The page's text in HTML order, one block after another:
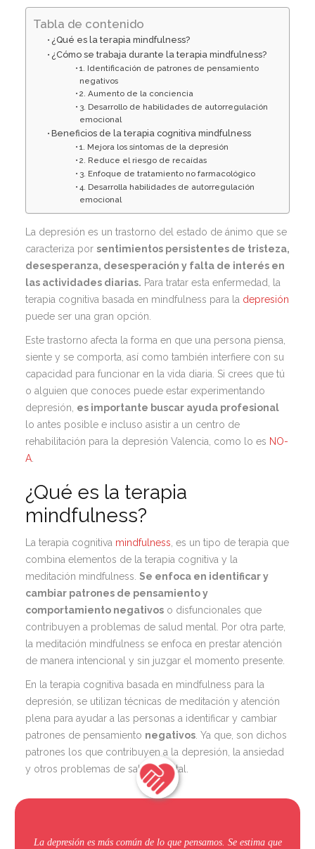
Tabla de contenido
¿Qué es la terapia mindfulness?
¿Cómo se trabaja durante la terapia mindfulness?
1. Identificación de patrones de pensamiento
negativos
2. Aumento de la conciencia
3. Desarrollo de habilidades de autorregulación
emocional
Beneficios de la terapia cognitiva mindfulness
1. Mejora los síntomas de la depresión
2. Reduce el riesgo de recaídas
3. Enfoque de tratamiento no farmacológico
4. Desarrolla habilidades de autorregulación
emocional
La depresión es un trastorno del estado de ánimo que se
caracteriza por sentimientos persistentes de tristeza,
desesperanza, desesperación y falta de interés en
las actividades diarias. Para tratar esta enfermedad, la
terapia cognitiva basada en mindfulness para la depresión
puede ser una gran opción.
Este trastorno afecta la forma en que una persona piensa,
siente y se comporta, así como también interfiere con su
capacidad para funcionar en la vida diaria. Si crees que tú
o alguien que conoces puede estar experimentando
depresión, es importante buscar ayuda profesional
lo antes posible e incluso asistir a un centro de
rehabilitación para la depresión Valencia, como lo es NO-
A.
¿Qué es la terapia
mindfulness?
La terapia cognitiva mindfulness , es un tipo de terapia que
combina elementos de la terapia cognitiva y la
meditación mindfulness. Se enfoca en identificar y
cambiar patrones de pensamiento y
comportamiento negativoso disfuncionales que
contribuyen a problemas de salud mental. Por otra parte,
la meditación mindfulness se enfoca en prestar atención
de manera intencional y sin juzgar el momento presente.
En la terapia cognitiva basada en mindfulness para la
depresión se utilizan técnicas de meditación y atención
plena para ayudar a las personas a identificar y cambiar
patrones de pensamiento negativos. Ya que, son dichos
patrones los que contribuyen a la depresión, la ansiedad
y otros problemas de salud mental.
La depresión es más común de lo que pensamos. Se estima que